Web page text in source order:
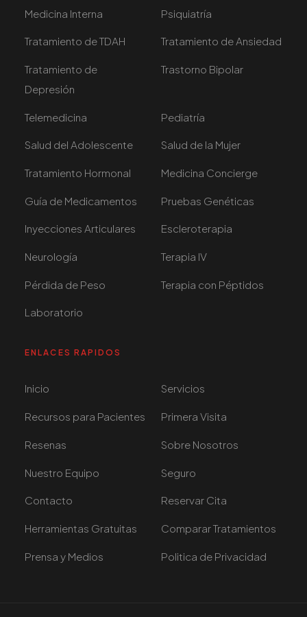
Medicina Interna Psiquiatría
Tratamiento de TDAH Tratamiento de Ansiedad
Tratamiento de
Depresión
Trastorno Bipolar
Telemedicina Pediatría
Salud del Adolescente Salud de la Mujer
Tratamiento Hormonal Medicina Concierge
Guía de Medicamentos Pruebas Genéticas
Inyecciones Articulares Escleroterapia
Neurología Terapia IV
Pérdida de Peso Terapia con Péptidos
Laboratorio
ENLACES RAPIDOS
Inicio Servicios
Recursos para Pacientes Primera Visita
Resenas Sobre Nosotros
Nuestro Equipo Seguro
Contacto Reservar Cita
Herramientas Gratuitas Comparar Tratamientos
Prensa y Medios Politica de Privacidad